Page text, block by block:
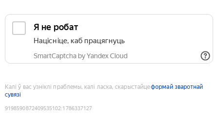
Я не робат
Націсніце, каб працягнуць
SmartCaptcha by Yandex Cloud
Калі ў вас узніклі праблемы, калі ласка, скарыстайцеформай зваротнай
сувязі
9198590872409535102:1786337127